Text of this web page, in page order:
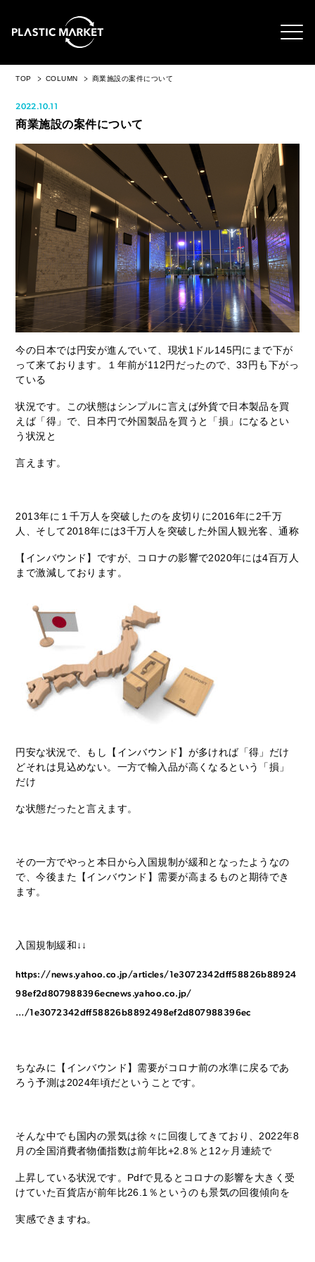
TOP COLUMN 商業施設の案件について
2022.10.11
商業施設の案件について
今の日本では円安が進んでいて、現状1ドル145円にまで下が
って来ております。１年前が112円だったので、33円も下がっ
ている
状況です。この状態はシンプルに言えば外貨で日本製品を買
えば「得」で、日本円で外国製品を買うと「損」になるとい
う状況と
言えます。
2013年に１千万人を突破したのを皮切りに2016年に2千万
人、そして2018年には3千万人を突破した外国人観光客、通称
【インバウンド】ですが、コロナの影響で2020年には4百万人
まで激減しております。
円安な状況で、もし【インバウンド】が多ければ「得」だけ
どそれは見込めない。一方で輸入品が高くなるという「損」
だけ
な状態だったと言えます。
その一方でやっと本日から入国規制が緩和となったようなの
で、今後また【インバウンド】需要が高まるものと期待でき
ます。
入国規制緩和↓↓
https://news.yahoo.co.jp/articles/1e3072342dff58826b88924
98ef2d807988396ecnews.yahoo.co.jp/
…/1e3072342dff58826b8892498ef2d807988396ec
ちなみに【インバウンド】需要がコロナ前の水準に戻るであ
ろう予測は2024年頃だということです。
そんな中でも国内の景気は徐々に回復してきており、2022年8
月の全国消費者物価指数は前年比+2.8％と12ヶ月連続で
上昇している状況です。Pdfで見るとコロナの影響を大きく受
けていた百貨店が前年比26.1％というのも景気の回復傾向を
実感できますね。